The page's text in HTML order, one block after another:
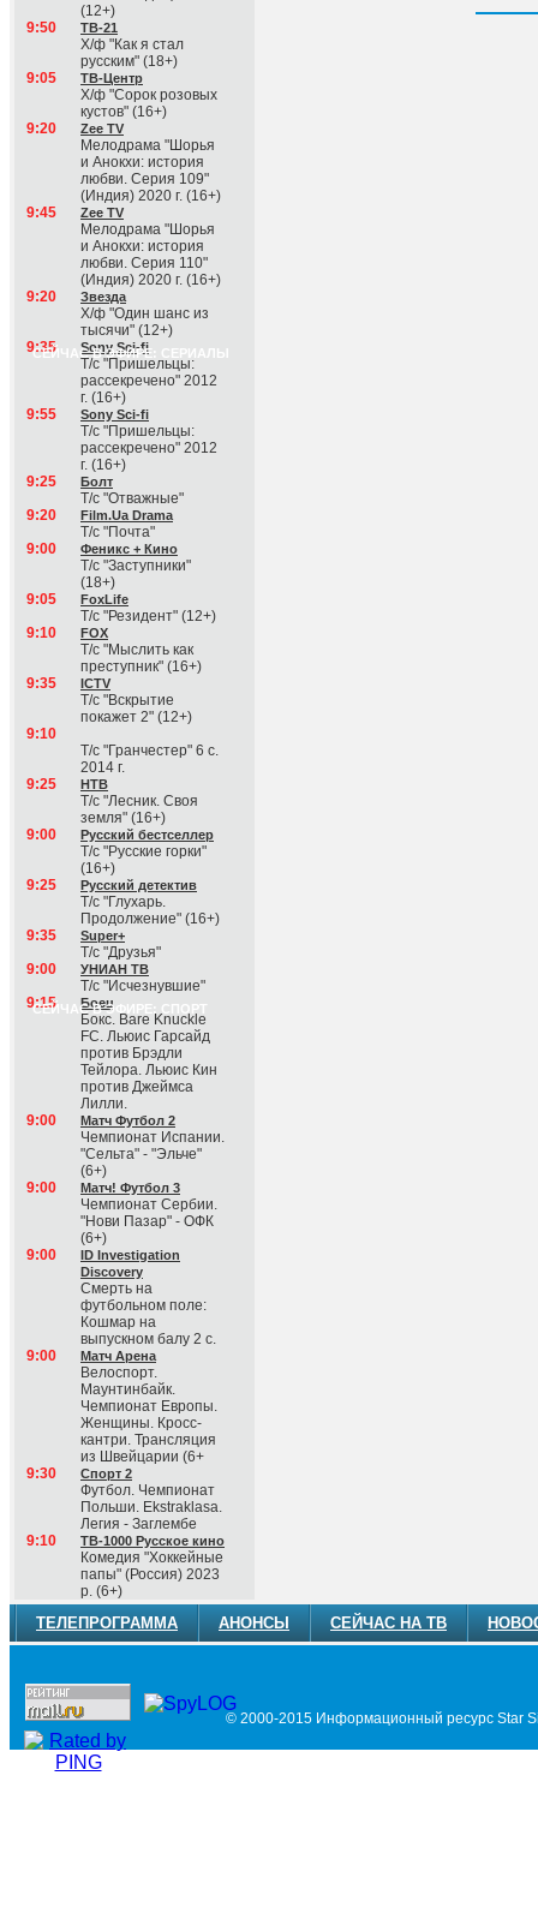
(12+)
9:50
ТВ-21
Х/ф "Как я стал
русским" (18+)
9:05
ТВ-Центр
Х/ф "Сорок розовых
кустов" (16+)
9:20
Zee TV
Мелодрама "Шорья
и Анокхи: история
любви. Серия 109"
(Индия) 2020 г. (16+)
9:45
Zee TV
Мелодрама "Шорья
и Анокхи: история
любви. Серия 110"
(Индия) 2020 г. (16+)
9:20
Звезда
Х/ф "Один шанс из
тысячи" (12+)
СЕЙЧАС В ЭФИРЕ: СЕРИАЛЫ
9:35 Sony Sci-fi
Т/с "Пришельцы:
рассекречено" 2012
г. (16+)
9:55
Sony Sci-fi
Т/с "Пришельцы:
рассекречено" 2012
г. (16+)
9:25
Болт
Т/с "Отважные"
9:20
Film.Ua Drama
Т/с "Почта"
9:00
Феникс + Кино
Т/с "Заступники"
(18+)
9:05
FoxLife
Т/с "Резидент" (12+)
9:10
FOX
Т/с "Мыслить как
преступник" (16+)
9:35
ICTV
Т/с "Вскрытие
покажет 2" (12+)
9:10
Т/с "Гранчестер" 6 с.
2014 г.
9:25
НТВ
Т/с "Лесник. Своя
земля" (16+)
9:00
Русский бестселлер
Т/с "Русские горки"
(16+)
9:25
Русский детектив
Т/с "Глухарь.
Продолжение" (16+)
9:35
Super+
Т/с "Друзья"
9:00
УНИАН ТВ
Т/с "Исчезнувшие"
СЕЙЧАС В ЭФИРЕ: СПОРТ
9:15 Боец
Бокс. Bare Knuckle
FC. Льюис Гарсайд
против Брэдли
Тейлора. Льюис Кин
против Джеймса
Лилли.
9:00
Матч Футбол 2
Чемпионат Испании.
"Сельта" - "Эльче"
(6+)
9:00
Матч! Футбол 3
Чемпионат Сербии.
"Нови Пазар" - ОФК
(6+)
9:00
ID Investigation
Discovery
Смерть на
футбольном поле:
Кошмар на
выпускном балу 2 с.
9:00
Матч Арена
Велоспорт.
Маунтинбайк.
Чемпионат Европы.
Женщины. Кросс-
кантри. Трансляция
из Швейцарии (6+
9:30
Спорт 2
Футбол. Чемпионат
Польши. Ekstraklasa.
Легия - Заглембе
9:10
ТВ-1000 Русское кино
Комедия "Хоккейные
папы" (Россия) 2023
р. (6+)
ТЕЛЕПРОГРАММА АНОНСЫ СЕЙЧАС НА ТВ
© 2000-2015 Информационный ресурс Star